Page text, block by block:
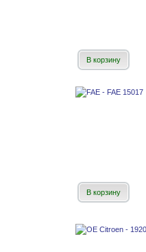
В корзину
В корзину